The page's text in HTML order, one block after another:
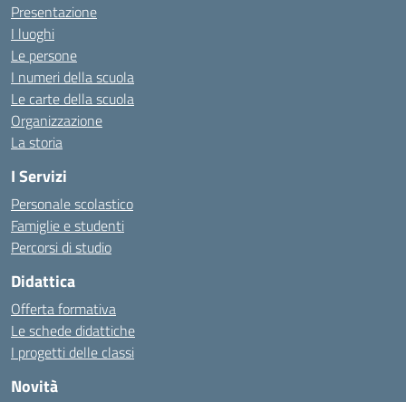
Presentazione
I luoghi
Le persone
I numeri della scuola
Le carte della scuola
Organizzazione
La storia
I Servizi
Personale scolastico
Famiglie e studenti
Percorsi di studio
Didattica
Offerta formativa
Le schede didattiche
I progetti delle classi
Novità